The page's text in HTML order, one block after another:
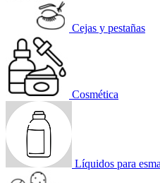
Cejas y pestañas
Cosmética
Líquidos para